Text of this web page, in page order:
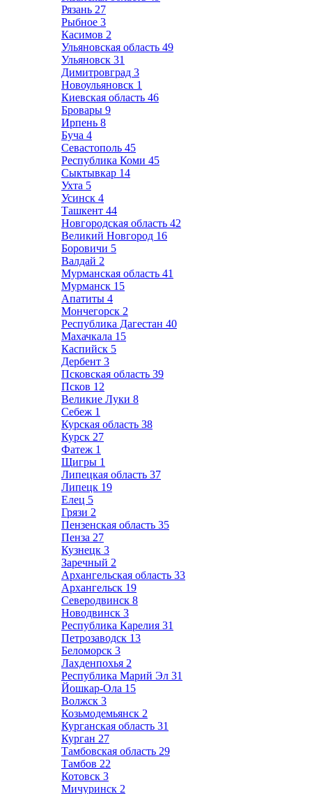
Рязань 27
Рыбное 3
Касимов 2
Ульяновская область 49
Ульяновск 31
Димитровград 3
Новоульяновск 1
Киевская область 46
Бровары 9
Ирпень 8
Буча 4
Севастополь 45
Республика Коми 45
Сыктывкар 14
Ухта 5
Усинск 4
Ташкент 44
Новгородская область 42
Великий Новгород 16
Боровичи 5
Валдай 2
Мурманская область 41
Мурманск 15
Апатиты 4
Мончегорск 2
Республика Дагестан 40
Махачкала 15
Каспийск 5
Дербент 3
Псковская область 39
Псков 12
Великие Луки 8
Себеж 1
Курская область 38
Курск 27
Фатеж 1
Щигры 1
Липецкая область 37
Липецк 19
Елец 5
Грязи 2
Пензенская область 35
Пенза 27
Кузнецк 3
Заречный 2
Архангельская область 33
Архангельск 19
Северодвинск 8
Новодвинск 3
Республика Карелия 31
Петрозаводск 13
Беломорск 3
Лахденпохья 2
Республика Марий Эл 31
Йошкар-Ола 15
Волжск 3
Козьмодемьянск 2
Курганская область 31
Курган 27
Тамбовская область 29
Тамбов 22
Котовск 3
Мичуринск 2